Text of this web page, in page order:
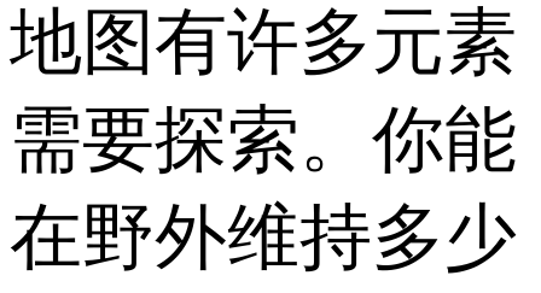
地图有许多元素
需要探索。你能
在野外维持多少